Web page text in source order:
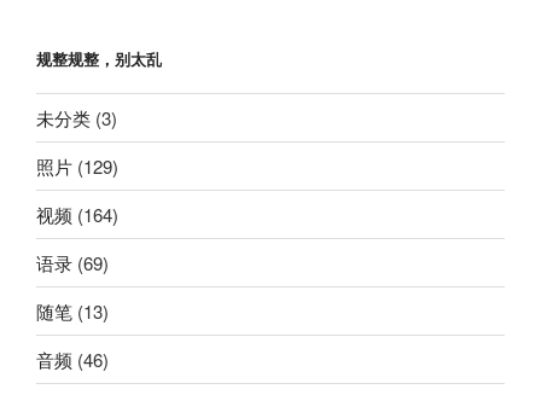
规整规整，别太乱
未分类 (3)
照片 (129)
视频 (164)
语录 (69)
随笔 (13)
音频 (46)